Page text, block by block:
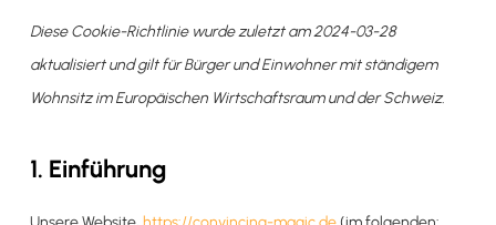
Diese Cookie-Richtlinie wurde zuletzt am 2024-03-28
aktualisiert und gilt für Bürger und Einwohner mit ständigem
Wohnsitz im Europäischen Wirtschaftsraum und der Schweiz.
1. Einführung